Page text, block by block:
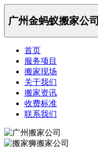
广州金蚂蚁搬家公司
首页
服务项目
搬家现场
关于我们
搬家资讯
收费标准
联系我们